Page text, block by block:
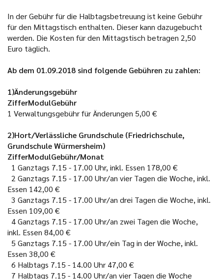
In der Gebühr für die Halbtagsbetreuung ist keine Gebühr
für den Mittagstisch enthalten. Dieser kann dazugebucht
werden. Die Kosten für den Mittagstisch betragen 2,50
Euro täglich.
Ab dem 01.09.2018 sind folgende Gebühren zu zahlen:
1)Änderungsgebühr
ZifferModulGebühr
1 Verwaltungsgebühr für Änderungen 5,00 €
2)Hort/Verlässliche Grundschule (Friedrichschule,
Grundschule Würmersheim)
ZifferModulGebühr/Monat
1 Ganztags 7.15 - 17.00 Uhr, inkl. Essen 178,00 €
2 Ganztags 7.15 - 17.00 Uhr/an vier Tagen die Woche, inkl.
Essen 142,00 €
3 Ganztags 7.15 - 17.00 Uhr/an drei Tagen die Woche, inkl.
Essen 109,00 €
4Ganztags 7.15 - 17.00 Uhr/an zwei Tagen die Woche,
inkl. Essen 84,00 €
5 Ganztags 7.15 - 17.00 Uhr/ein Tag in der Woche, inkl.
Essen 38,00 €
6 Halbtags 7.15 - 14.00 Uhr 47,00 €
7 Halbtags 7.15 - 14.00 Uhr/an vier Tagen die Woche